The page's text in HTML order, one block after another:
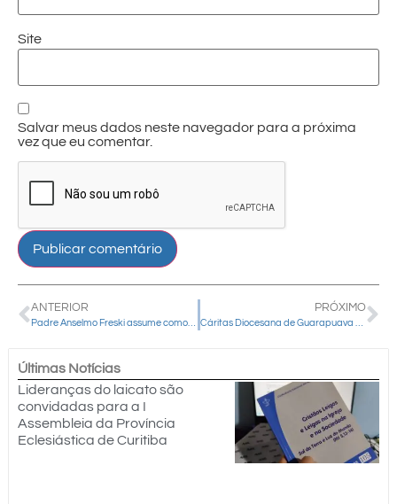
Site
Salvar meus dados neste navegador para a próxima
vez que eu comentar.
ANTERIOR
Padre Anselmo Freski assume como novo pároco da Paróquia Santa Clara, em Candói
PRÓXIMO
Cáritas Diocesana de Guarapuava participa de encontro regional em União da Vitória
Últimas Notícias
Lideranças do laicato são
convidadas para a I
Assembleia da Província
Eclesiástica de Curitiba